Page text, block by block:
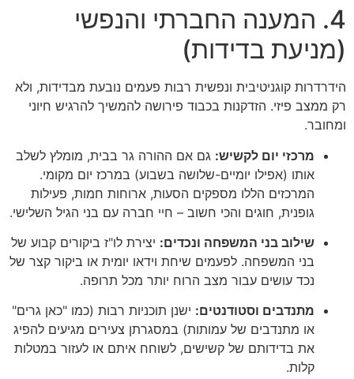
4. המענה החברתי והנפשי
(מניעת בדידות)
הידרדרות קוגניטיבית ונפשית רבות פעמים נובעת מבדידות, ולא
רק ממצב פיזי. הזדקנות בכבוד פירושה להמשיך להרגיש חיוני
ומחובר.
מרכזי יום לקשיש: גם אם ההורה גר בבית, מומלץ לשלב
אותו (אפילו יומיים-שלושה בשבוע) במרכז יום מקומי.
המרכזים הללו מספקים הסעות, ארוחות חמות, פעילות
גופנית, חוגים והכי חשוב – חיי חברה עם בני הגיל השלישי.
שילוב בני המשפחה ונכדים: יצירת לו"ז ביקורים קבוע של
בני המשפחה. לפעמים שיחת וידאו יומית או ביקור קצר של
נכד עושים עבור מצב הרוח יותר מכל תרופה.
מתנדבים וסטודנטים: ישנן תוכניות רבות (כמו "כאן גרים"
או מתנדבים של עמותות) במסגרתן צעירים מגיעים להפיג
את בדידותם של קשישים, לשוחח איתם או לעזור במטלות
קלות.